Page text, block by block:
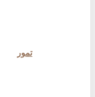
تمور